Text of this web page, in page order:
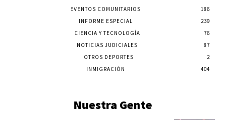
EVENTOS COMUNITARIOS
186
INFORME ESPECIAL
239
CIENCIA Y TECNOLOGÍA
76
NOTICIAS JUDICIALES
87
OTROS DEPORTES
2
INMIGRACIÓN
404
Nuestra Gente